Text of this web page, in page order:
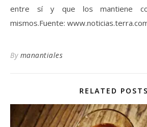
entre sí y que los mantiene
mismos.Fuente:
By manantiales
RELATED POSTS